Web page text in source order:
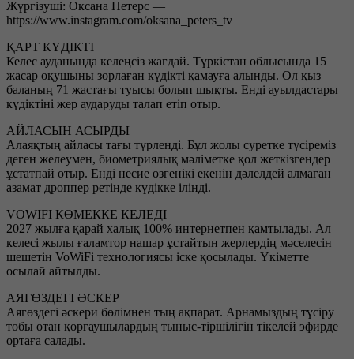
Жүргізуші: Оксана Петерс —
https://www.instagram.com/oksana_peters_tv
ҚАРТ КҮДІКТІ
Келес ауданында келеңсіз жағдай. Түркістан облысында 15
жасар оқушыны зорлаған күдікті қамауға алынды. Ол қыз
баланың 71 жастағы туысы болып шықты. Енді ауылдастары
күдіктіні жер аударуды талап етіп отыр.
АЙЛАСЫН АСЫРДЫ
Алаяқтың айласы тағы түрленді. Бұл жолы суретке түсіреміз
деген желеумен, биометриялық мәліметке қол жеткізгендер
ұстатпай отыр. Енді несие өзгенікі екенін дәлелдей алмаған
азамат дроппер ретінде күдікке ілінді.
VOWIFI КӨМЕККЕ КЕЛЕДІ
2027 жылға қарай халық 100% интернетпен қамтылады. Ал
келесі жылы ғаламтор нашар ұстайтын жерлердің мәселесін
шешетін VoWiFi технологиясы іске қосылады. Үкіметте
осылай айтылды.
АЯГӨЗДЕГІ ӘСКЕР
Аягөздегі әскери бөлімнен тың ақпарат. Арнамыздың түсіру
тобы отан қорғаушылардың тыныс-тіршілігін тікелей эфирде
ортаға салады.